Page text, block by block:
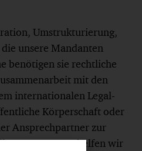
Umstrukturierung,
unsere Mandanten
benötigen sie rechtliche
mit den
internationalen Legal-
Körperschaft oder
Ansprechpartner zur
unterstützt. So helfen wir